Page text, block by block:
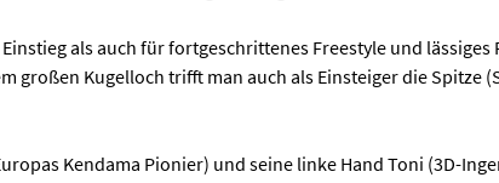
als auch für fortgeschrittenes Freestyle und lässiges
großen Kugelloch trifft man auch als Einsteiger die Spitze
Kendama Pionier) und seine linke Hand Toni (3D-